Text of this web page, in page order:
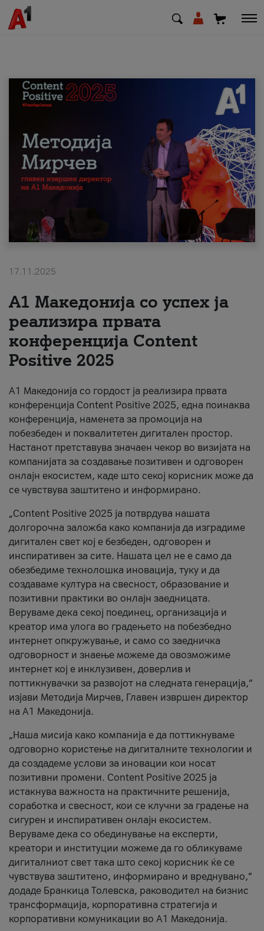
МК EN
Приватни Деловни
Поддршка
Надополни кредит
#ПодобарОнлајн
17.11.2025
А1 Македонија со успех ја
реализира првата
конференција Content
Positive 2025
А1 Македонија со гордост ја реализира првата
конференција Content Positive 2025, една поинаква
конференција, наменета за промоција на
побезбеден и поквалитетен дигитален простор.
Настанот претставува значаен чекор во визијата на
компанијата за создавање позитивен и одговорен
онлајн екосистем, каде што секој корисник може да
се чувствува заштитено и информирано.
„Content Positive 2025 ја потврдува нашата
долгорочна заложба како компанија да изградиме
дигитален свет кој е безбеден, одговорен и
инспиративен за сите. Нашата цел не е само да
обезбедиме технолошка иновација, туку и да
создаваме култура на свесност, образование и
позитивни практики во онлајн заедницата.
Веруваме дека секој поединец, организација и
креатор има улога во градењето на побезбедно
интернет опкружување, и само со заедничка
одговорност и знаење можеме да овозможиме
интернет кој е инклузивен, доверлив и
поттикнувачки за развојот на следната генерација,“
изјави Методија Мирчев, Главен извршен директор
на А1 Македонија.
„Наша мисија како компанија е да поттикнуваме
одговорно користење на дигиталните технологии и
да создадеме услови за иновации кои носат
позитивни промени. Content Positive 2025 ја
истакнува важноста на практичните решенија,
соработка и свесност, кои се клучни за градење на
сигурен и инспиративен онлајн екосистем.
Веруваме дека со обединување на експерти,
креатори и институции можеме да го обликуваме
дигиталниот свет така што секој корисник ќе се
чувствува заштитено, информирано и вреднувано,“
додаде Бранкица Толевска, раководител на бизнис
трансформација, корпоративна стратегија и
корпоративни комуникации во А1 Македонија.